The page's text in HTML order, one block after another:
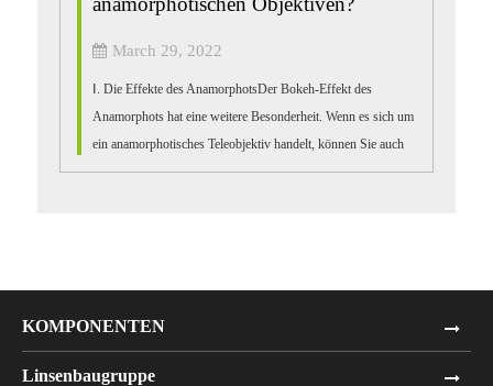
March 29, 2022
Ⅰ. Die Effekte des AnamorphotsDer Bokeh-Effekt des
Anamorphots hat eine weitere Besonderheit. Wenn es sich um
ein anamorphotisches Teleobjektiv handelt, können Sie auch
die geringe Schärfentiefe erhalten, die ein ...
KOMPONENTEN
Linsenbaugruppe